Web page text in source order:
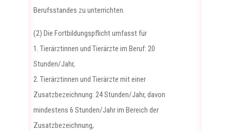
Berufsstandes zu unterrichten.
(2) Die Fortbildungspflicht umfasst für
1. Tierärztinnen und Tierärzte im Beruf: 20
Stunden/Jahr,
2. Tierärztinnen und Tierärzte mit einer
Zusatzbezeichnung: 24 Stunden/Jahr, davon
mindestens 6 Stunden/Jahr im Bereich der
Zusatzbezeichnung,